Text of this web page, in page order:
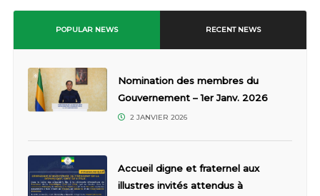
POPULAR NEWS RECENT NEWS
Nomination des membres du
Gouvernement – 1er Janv. 2026
2 JANVIER 2026
Accueil digne et fraternel aux
illustres invités attendus à